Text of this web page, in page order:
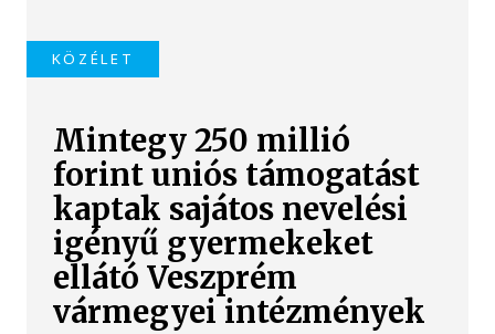
KÖZÉLET
Mintegy 250 millió
forint uniós támogatást
kaptak sajátos nevelési
igényű gyermekeket
ellátó Veszprém
vármegyei intézmények